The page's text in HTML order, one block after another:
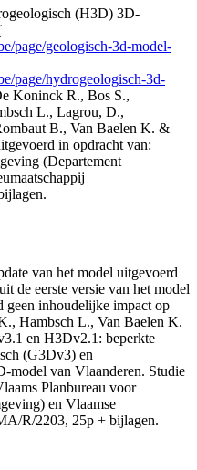
(H3D) 3D-
page/geologisch-3d-model-
page/hydrogeologisch-3d-
Koninck R., Bos S.,
L., Lagrou, D.,
B., Van Baelen K. &
in opdracht van:
(Departement
van het model uitgevoerd
de eerste versie van het model
geen inhoudelijke impact op
Hambsch L., Van Baelen K.
en H3Dv2.1: beperkte
(G3Dv3) en
model van Vlaanderen. Studie
Planbureau voor
en Vlaamse
R/2203, 25p + bijlagen.